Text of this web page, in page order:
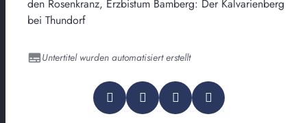
den Rosenkranz, Erzbistum Bamberg: Der Kalvarienberg
bei Thundorf
Untertitel wurden automatisiert erstellt